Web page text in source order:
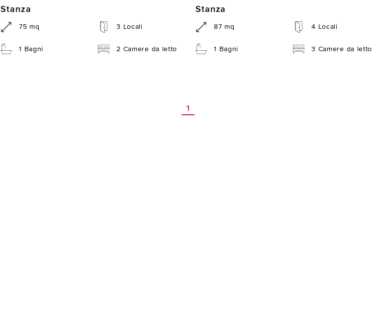
Stanza
75 mq 3 Locali
1 Bagni 2 Camere da letto
Stanza
87 mq 4 Locali
1 Bagni 3 Camere da letto
1